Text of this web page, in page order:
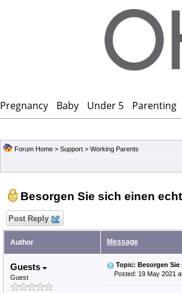
Pregnancy Baby Under 5 Parenting
Forum Home> Support> Working Parents
Besorgen Sie sich einen
Post Reply
Author Message
Guests
Guest
Topic: Besorgen
Posted: 19 May 2021